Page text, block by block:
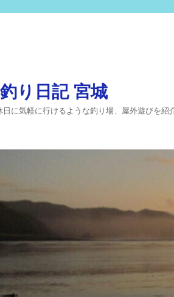
り日記 宮城
に気軽に行けるような釣り場、屋外遊びを紹